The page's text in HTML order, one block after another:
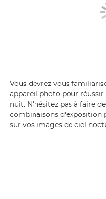
Vous devrez vous
appareil photo pour
nuit. N'hésitez pas à faire
combinaisons d'exposition
sur vos images de ciel